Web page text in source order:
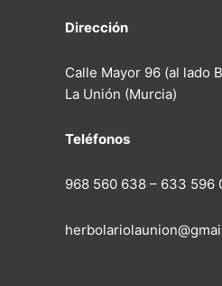
Dirección
Calle Mayor 96 (al lado
La Unión (Murcia)
Teléfonos
968 560 638 – 633 596